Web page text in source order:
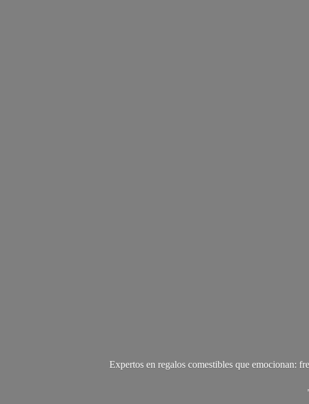
Expertos en regalos comestibles que emocionan: